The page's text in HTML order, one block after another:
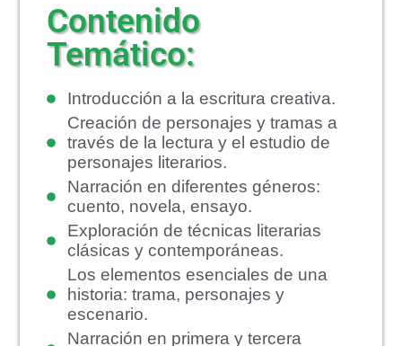
Contenido
Temático:
Introducción a la escritura creativa.
Creación de personajes y tramas a
través de la lectura y el estudio de
personajes literarios.
Narración en diferentes géneros:
cuento, novela, ensayo.
Exploración de técnicas literarias
clásicas y contemporáneas.
Los elementos esenciales de una
historia: trama, personajes y
escenario.
Narración en primera y tercera